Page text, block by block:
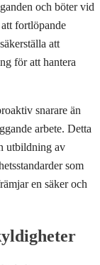
och böter vid
fortlöpande
att
för att hantera
snarare än
arbete. Detta
utbildning av
som
en säker och